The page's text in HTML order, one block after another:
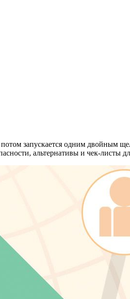
запускается одним двойным
альтернативы и чек-листы